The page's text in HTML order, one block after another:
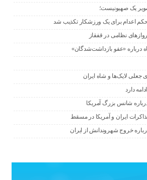
یک صهیونیست؛
حکم اعدام برای یک ورزشکار تکذیب شد
نظامی در قفقاز
درباره «عفو بازداشت‌شدگان»
لایک‌ها و شاه ایران
دارد
شانس بزرگ آمریکا
ایران و آمریکا در مسقط
خروج شهروندانش از ایران